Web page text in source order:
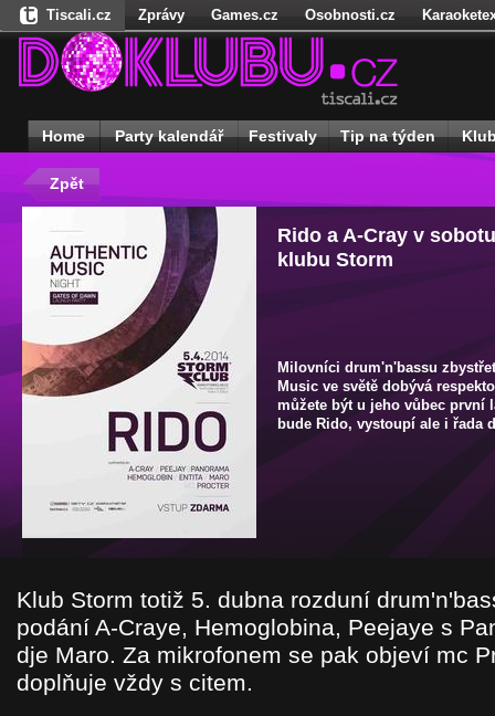
Tiscali.cz Zprávy Games.cz Osobnosti.cz
Nedd.cz
Dokina.cz Úschovna.cz
Freegames.cz
Hadejfilm.cz Hadejhru.cz
Hadejosobnosti.cz
Home Party kalendář Festivaly Tip na týden
Zpět
Rido a A-Cray v
klubu Storm
Milovníci drum'n'bassu
Music ve světě dobývá
můžete být u jeho vůbec první
bude Rido, vystoupí ale i řada
Klub Storm totiž 5. dubna rozduní
podání A-Craye, Hemoglobina, Peejaye s
dje Maro. Za mikrofonem se pak objeví mc
doplňuje vždy s citem.